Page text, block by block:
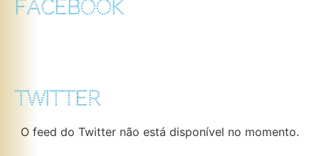
FACEBOOK
TWITTER
O feed do Twitter não está disponível no momento.